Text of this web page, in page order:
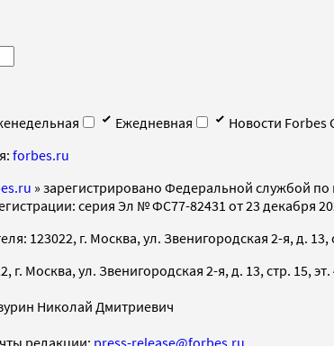
Ежедневная
Новости Forbes
forbes.ru
» зарегистрировано Федеральной службой
серия Эл № ФС77-82431 от 23 декабря
123022, г. Москва, ул. Звенигородская 2-я, д. 13,
г. Москва, ул. Звенигородская 2-я, д. 13, стр. 15, эт.
Николай Дмитриевич
редакции: press-release@forbes.ru